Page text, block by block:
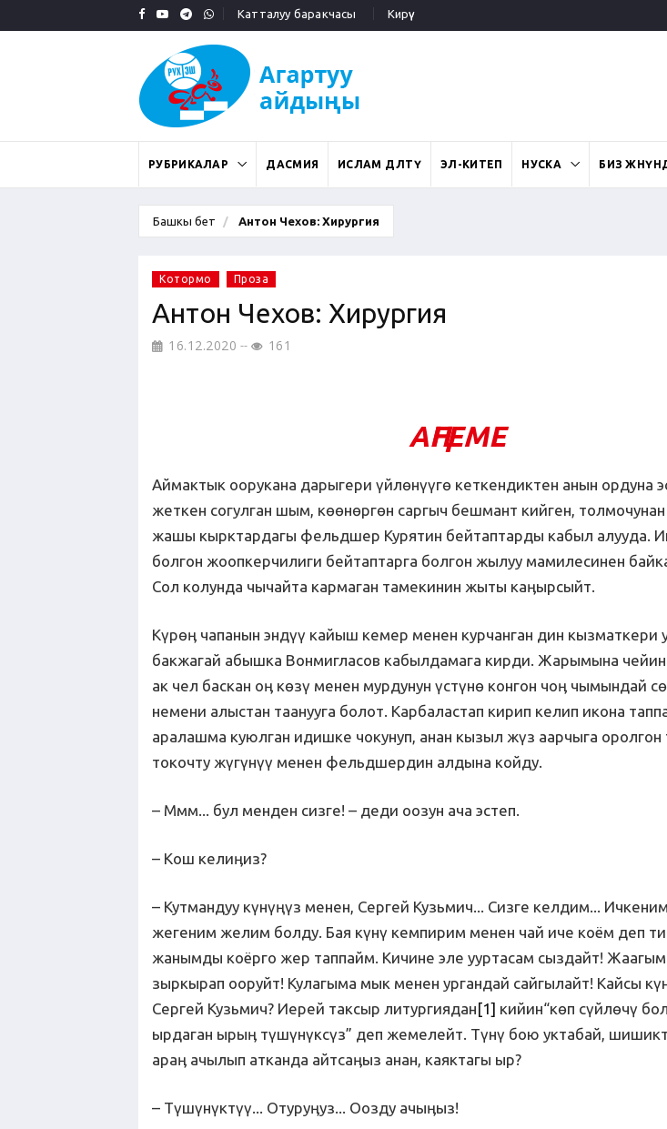
Катталуу баракчасы Кирүү
РУБРИКАЛАР ДАСМИЯ ИСЛАМ ДӨӨЛӨТҮ ЭЛ-КИТЕП НУСКА БИЗ
Башкы бет Антон Чехов: Хирургия
Котормо Проза
Антон Чехов: Хирургия
16.12.2020 161
АҢГЕМЕ
Аймактык оорукана дарыгери үйлөнүүгө кеткендиктен анын ордуна
жеткен согулган шым, көөнөргөн саргыч бешмант кийген, толмочунан
жашы кырктардагы фельдшер Курятин бейтаптарды кабыл алууда.
болгон жоопкерчилиги бейтаптарга болгон жылуу мамилесинен
Сол колунда чычайта кармаган тамекинин жыты каӊырсыйт.
Күрөӊ чапанын эндүү кайыш кемер менен курчанган дин кызматкери
бакжагай абышка Вонмигласов кабылдамага кирди. Жарымына
ак чел баскан оӊ көзү менен мурдунун үстүнө конгон чоӊ чымындай
немени алыстан таанууга болот. Карбаластап кирип келип икона
аралашма куюлган идишке чокунуп, анан кызыл жүз аарчыга оролгон
токочту жүгүнүү менен фельдшердин алдына койду.
– Ммм... бул менден сизге! – деди оозун ача эстеп.
– Кош келиӊиз?
– Кутмандуу күнүңүз менен, Сергей Кузьмич... Сизге келдим...
жегеним желим болду. Бая күнү кемпирим менен чай иче коём деп
жанымды коёрго жер таппайм. Кичине эле ууртасам сыздайт!
зыркырап ооруйт! Кулагыма мык менен ургандай сайгылайт! Кайсы
Сергей Кузьмич? Иерей таксыр литургиядан[1] кийин“көп сүйлөчү
ырдаган ырыӊ түшүнүксүз” деп жемелейт. Түнү бою уктабай,
араӊ ачылып атканда айтсаӊыз анан, каяктагы ыр?
– Түшүнүктүү... Отуруӊуз... Оозду ачыӊыз!